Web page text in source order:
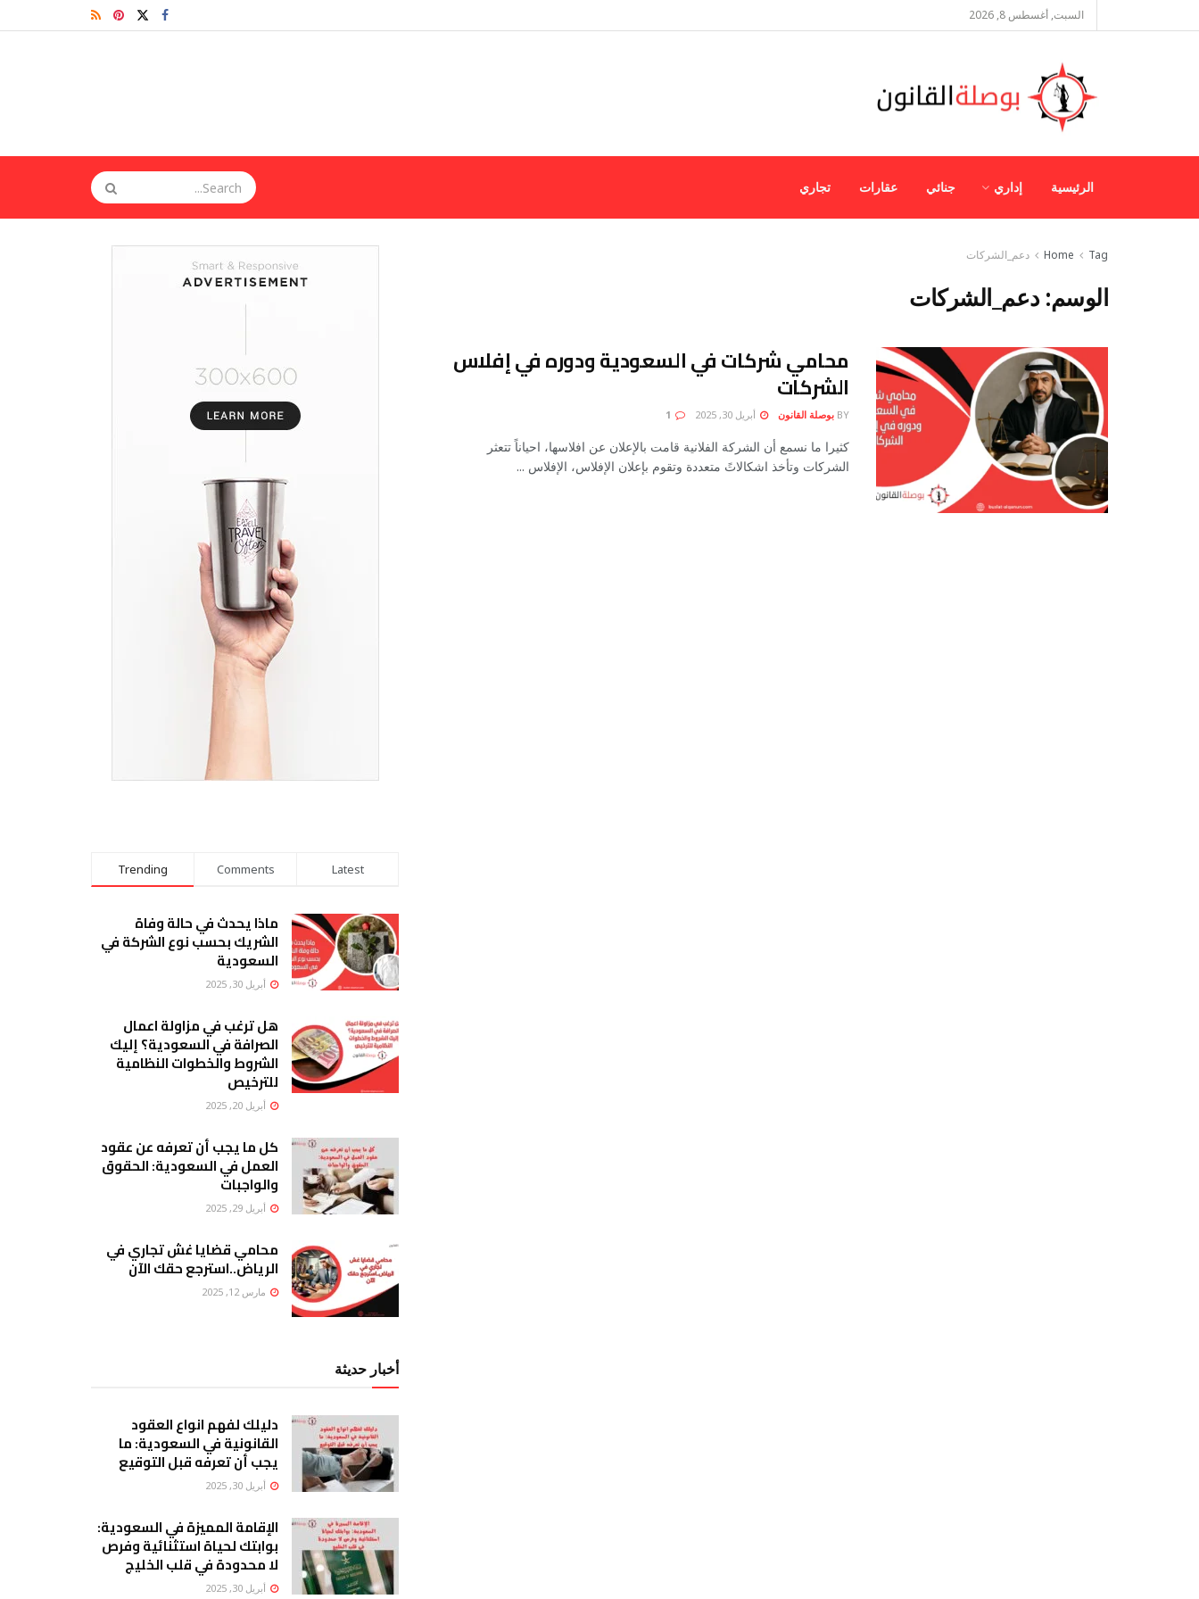
السبت, أغسطس 8, 2026
الرئيسية إداري جنائي عقارات تجاري
Home Tag دعم_الشركات
الوسم:دعم_الشركات
محامي شركات في السعودية ودوره في إفلاس
الشركات
BY بوصلة القانون أبريل 30, 2025
كثيرا ما نسمع أن الشركة الفلانية قامت بالإعلان عن افلاسها، احياناً تتعثر
الشركات وتأخذ اشكالاتً متعددة وتقوم بإعلان الإفلاس، الإفلاس ...
Trending Comments Latest
ماذا يحدث في حالة وفاة
الشريك بحسب نوع الشركة في
السعودية
أبريل 30, 2025
هل ترغب في مزاولة اعمال
الصرافة في السعودية؟ إليك
الشروط والخطوات النظامية
للترخيص
أبريل 20, 2025
كل ما يجب أن تعرفه عن عقود
العمل في السعودية: الحقوق
والواجبات
أبريل 29, 2025
محامي قضايا غش تجاري في
الرياض..استرجع حقك الآن
مارس 12, 2025
أخبار حديثة
دليلك لفهم انواع العقود
القانونية في السعودية: ما
يجب أن تعرفه قبل التوقيع
أبريل 30, 2025
الإقامة المميزة في السعودية:
بوابتك لحياة استثنائية وفرص
لا محدودة في قلب الخليج
أبريل 30, 2025